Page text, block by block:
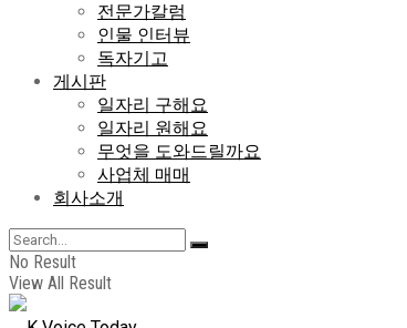
전문가칼럼
인물 인터뷰
독자기고
게시판
일자리 구해요
일자리 원해요
무엇을 도와드릴까요
사업체 매매
회사소개
No Result
View All Result